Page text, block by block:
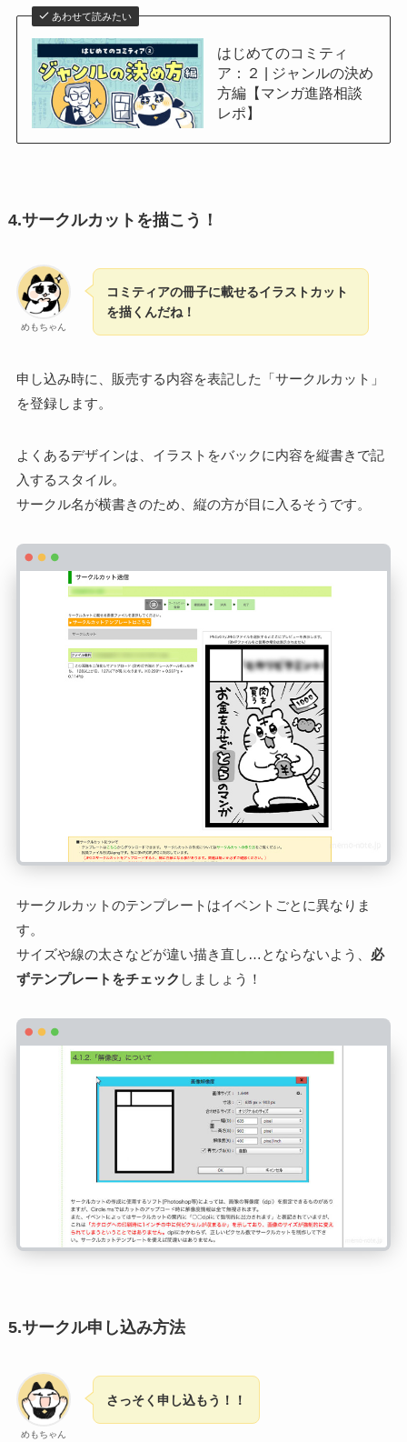
あわせて読みたい
はじめてのコミティ
ア：２ | ジャンルの決め
方編【マンガ進路相談
レポ】
4.サークルカットを描こう！
めもちゃん
コミティアの冊子に載せるイラストカット
を描くんだね！
申し込み時に、販売する内容を表記した「サークルカット」
を登録します。
よくあるデザインは、イラストをバックに内容を縦書きで記
入するスタイル。
サークル名が横書きのため、縦の方が目に入るそうです。
サークルカットのテンプレートはイベントごとに異なりま
す。
サイズや線の太さなどが違い描き直し…とならないよう、 必
ずテンプレートをチェック しましょう！
5.サークル申し込み方法
めもちゃん
さっそく申し込もう！！